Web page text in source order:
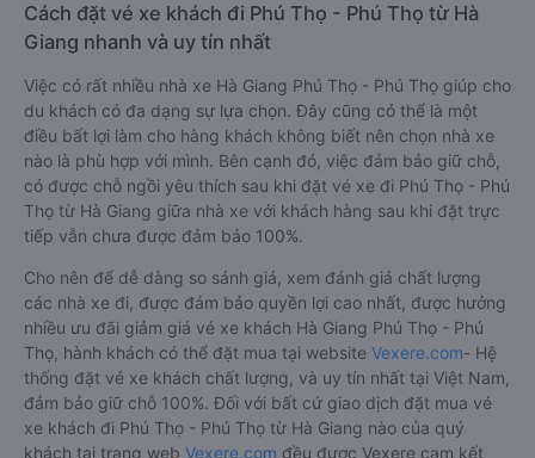
Cách đặt vé xe khách đi Phú Thọ - Phú Thọ từ Hà
Giang nhanh và uy tín nhất
Việc có rất nhiều nhà xe Hà Giang Phú Thọ - Phú Thọ giúp cho
du khách có đa dạng sự lựa chọn. Đây cũng có thể là một
điều bất lợi làm cho hàng khách không biết nên chọn nhà xe
nào là phù hợp với mình. Bên cạnh đó, việc đảm bảo giữ chỗ,
có được chỗ ngồi yêu thích sau khi đặt vé xe đi Phú Thọ - Phú
Thọ từ Hà Giang giữa nhà xe với khách hàng sau khi đặt trực
tiếp vẫn chưa được đảm bảo 100%.
Cho nên để dễ dàng so sánh giá, xem đánh giá chất lượng
các nhà xe đi, được đảm bảo quyền lợi cao nhất, được hưởng
nhiều ưu đãi giảm giá vé xe khách Hà Giang Phú Thọ - Phú
Thọ, hành khách có thể đặt mua tại website Vexere.com- Hệ
thống đặt vé xe khách chất lượng, và uy tín nhất tại Việt Nam,
đảm bảo giữ chỗ 100%. Đối với bất cứ giao dịch đặt mua vé
xe khách đi Phú Thọ - Phú Thọ từ Hà Giang nào của quý
khách tại trang web Vexere.com đều được Vexere cam kết